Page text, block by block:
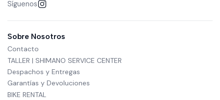
Síguenos
Sobre Nosotros
Contacto
TALLER | SHIMANO SERVICE CENTER
Despachos y Entregas
Garantías y Devoluciones
BIKE RENTAL